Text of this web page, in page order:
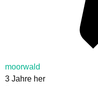
moorwald
3 Jahre her